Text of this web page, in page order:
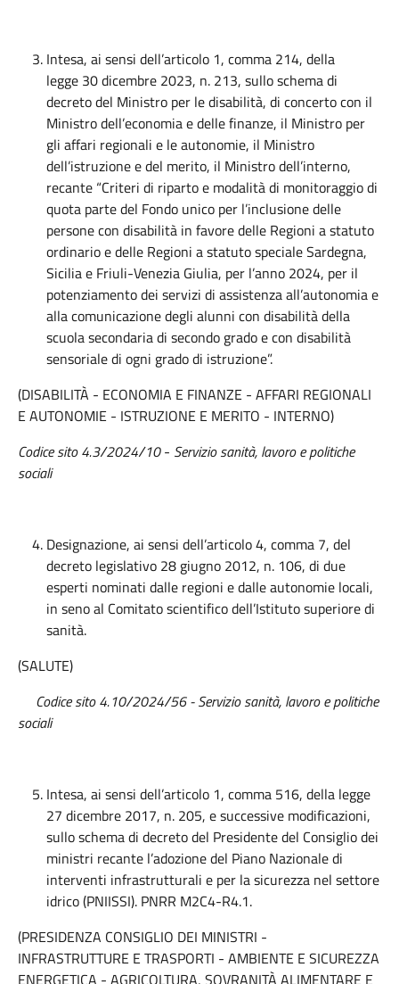
Intesa, ai sensi dell’articolo 1, comma 214, della
legge 30 dicembre 2023, n. 213, sullo schema di
decreto del Ministro per le disabilità, di concerto con il
Ministro dell’economia e delle finanze, il Ministro per
gli affari regionali e le autonomie, il Ministro
dell’istruzione e del merito, il Ministro dell’interno,
recante “Criteri di riparto e modalità di monitoraggio di
quota parte del Fondo unico per l’inclusione delle
persone con disabilità in favore delle Regioni a statuto
ordinario e delle Regioni a statuto speciale Sardegna,
Sicilia e Friuli-Venezia Giulia, per l’anno 2024, per il
potenziamento dei servizi di assistenza all’autonomia e
alla comunicazione degli alunni con disabilità della
scuola secondaria di secondo grado e con disabilità
sensoriale di ogni grado di istruzione”.
(DISABILITÀ - ECONOMIA E FINANZE - AFFARI REGIONALI
E AUTONOMIE - ISTRUZIONE E MERITO - INTERNO)
Codice sito 4.3/2024/10- Servizio sanità, lavoro e politiche
sociali
Designazione, ai sensi dell’articolo 4, comma 7, del
decreto legislativo 28 giugno 2012, n. 106, di due
esperti nominati dalle regioni e dalle autonomie locali,
in seno al Comitato scientifico dell’Istituto superiore di
sanità.
(SALUTE)
Codice sito 4.10/2024/56 - Servizio sanità, lavoro e politiche
sociali
Intesa, ai sensi dell’articolo 1, comma 516, della legge
27 dicembre 2017, n. 205, e successive modificazioni,
sullo schema di decreto del Presidente del Consiglio dei
ministri recante l’adozione del Piano Nazionale di
interventi infrastrutturali e per la sicurezza nel settore
idrico (PNIISSI). PNRR M2C4-R4.1.
(PRESIDENZA CONSIGLIO DEI MINISTRI -
INFRASTRUTTURE E TRASPORTI - AMBIENTE E SICUREZZA
ENERGETICA - AGRICOLTURA, SOVRANITÀ ALIMENTARE E